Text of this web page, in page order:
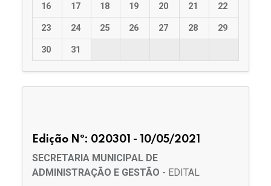
16 17 18 19 20 21 22
23 24 25 26 27 28 29
30 31
Edição Nº: 020301 - 10/05/2021
SECRETARIA MUNICIPAL DE
ADMINISTRAÇÃO E GESTÃO - EDITAL